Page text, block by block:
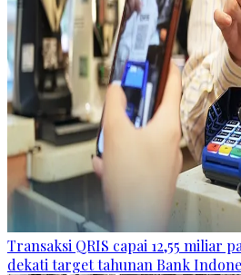
Transaksi QRIS capai 12,55 miliar
dekati target tahunan Bank